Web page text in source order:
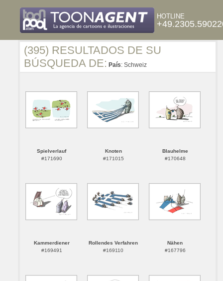
HOTLINE
(395) RESULTADOS DE SU
BÚSQUEDA DE: País: Schweiz
Spielverlauf
#171690
Knoten
#171015
Blauhelme
#170648
Kammerdiener
#169491
Rollendes Verfahren
#169110
Nähen
#167796